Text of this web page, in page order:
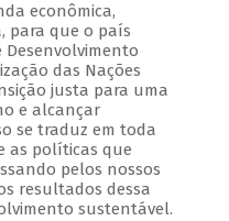
econômica,
para que o país
Desenvolvimento
das Nações
justa para uma
e alcançar
se traduz em toda
as políticas que
pelos nossos
resultados dessa
sustentável.